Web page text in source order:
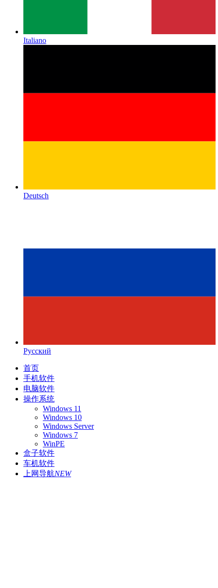
Italiano
Deutsch
Русский
首页
手机软件
电脑软件
操作系统
Windows 11
Windows 10
Windows Server
Windows 7
WinPE
盒子软件
车机软件
上网导航NEW